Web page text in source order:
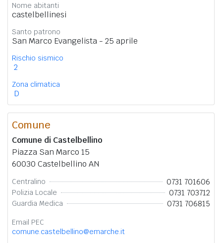
Nome abitanti
castelbellinesi
Santo patrono
San Marco Evangelista - 25 aprile
Rischio sismico
2
Zona climatica
D
Comune
Comune di Castelbellino
Piazza San Marco 15
60030 Castelbellino AN
Centralino 0731 701606
Polizia Locale 0731 703712
Guardia Medica 0731 706815
Email PEC
comune.castelbellino@emarche.it